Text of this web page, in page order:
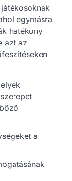
egymásra
hatékony
azt az
a